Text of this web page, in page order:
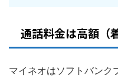
通話料金は高額（
マイネオはソフトバンク